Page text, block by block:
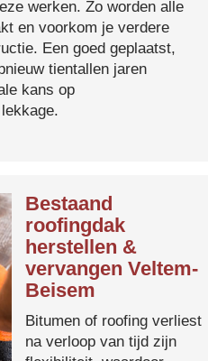
werken. Zo worden alle
en voorkom je verdere
Een goed geplaatst,
tientallen jaren
kans op
Bestaand
roofingdak
herstellen &
vervangen Veltem-
Beisem
Bitumen of roofing verliest
na verloop van tijd zijn